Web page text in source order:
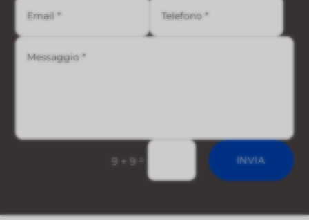
9 + 9= INVIA